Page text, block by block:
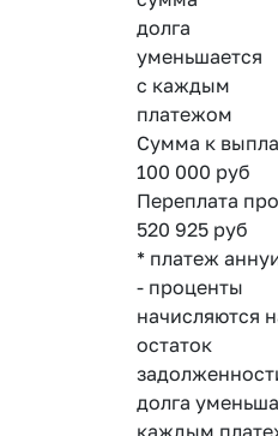
долга
уменьшается
с каждым
платежом
Сумма к
100 000 руб
Переплата
520 925 руб
* платеж
- проценты
начисляются
остаток
долга
каждым